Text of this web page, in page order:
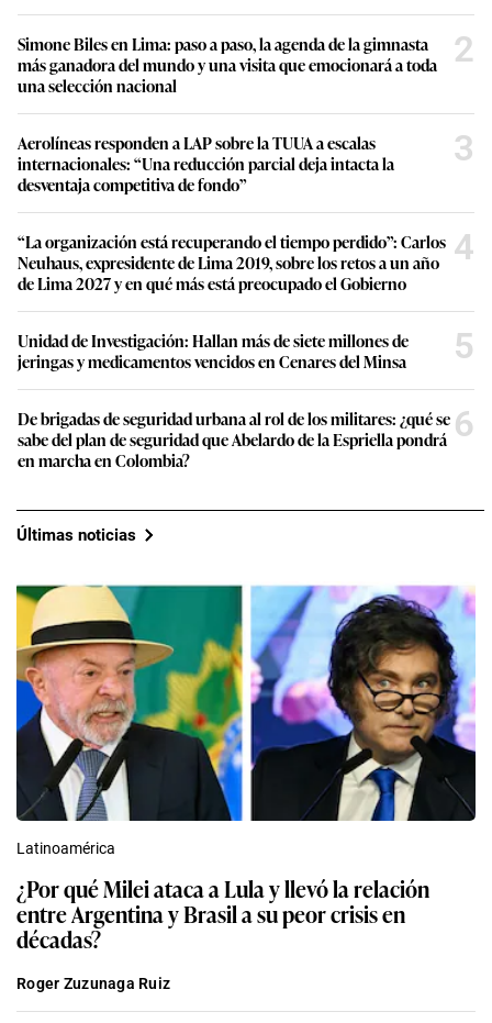
Simone Biles en Lima: paso a paso, la agenda de la gimnasta
más ganadora del mundo y una visita que emocionará a toda
una selección nacional
2
Aerolíneas responden a LAP sobre la TUUA a escalas
internacionales: “Una reducción parcial deja intacta la
desventaja competitiva de fondo”
3
“La organización está recuperando el tiempo perdido”: Carlos
Neuhaus, expresidente de Lima 2019, sobre los retos a un año
de Lima 2027 y en qué más está preocupado el Gobierno
4
Unidad de Investigación: Hallan más de siete millones de
jeringas y medicamentos vencidos en Cenares del Minsa
5
De brigadas de seguridad urbana al rol de los militares: ¿qué se
sabe del plan de seguridad que Abelardo de la Espriella pondrá
en marcha en Colombia?
6
Últimas noticias
Latinoamérica
¿Por qué Milei ataca a Lula y llevó la relación
entre Argentina y Brasil a su peor crisis en
décadas?
Roger Zuzunaga Ruiz